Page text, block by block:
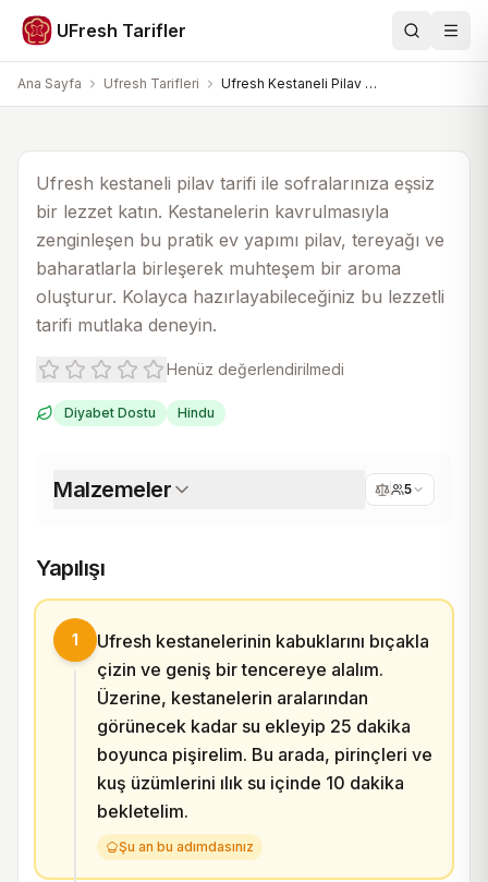
UFresh Tarifler Ara
Ana Sayfa Ufresh Tarifleri Ufresh Kestaneli Pilav Tarifi
Ufresh Tarifleri
Ufresh Kestaneli Pilav Tarifi
30 dk 50 dk 5
Ufresh kestaneli pilav tarifi ile sofralarınıza eşsiz
bir lezzet katın. Kestanelerin kavrulmasıyla
zenginleşen bu pratik ev yapımı pilav, tereyağı ve
baharatlarla birleşerek muhteşem bir aroma
oluşturur. Kolayca hazırlayabileceğiniz bu lezzetli
tarifi mutlaka deneyin.
Henüz değerlendirilmedi
Diyabet Dostu Hindu
Malzemeler 5
Yapılışı
1
Ufresh kestanelerinin kabuklarını bıçakla
çizin ve geniş bir tencereye alalım.
Üzerine, kestanelerin aralarından
görünecek kadar su ekleyip 25 dakika
boyunca pişirelim. Bu arada, pirinçleri ve
kuş üzümlerini ılık su içinde 10 dakika
bekletelim.
Şu an bu adımdasınız